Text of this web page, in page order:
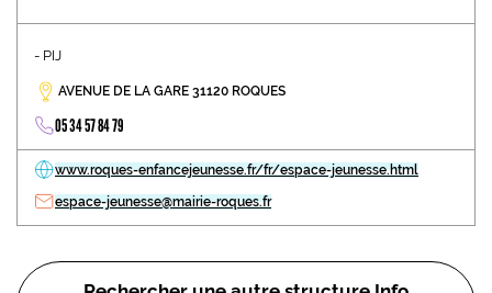
- PIJ
AVENUE DE LA GARE 31120 ROQUES
05 34 57 84 79
www.roques-enfancejeunesse.fr/fr/espace-jeunesse.html
espace-jeunesse@mairie-roques.fr